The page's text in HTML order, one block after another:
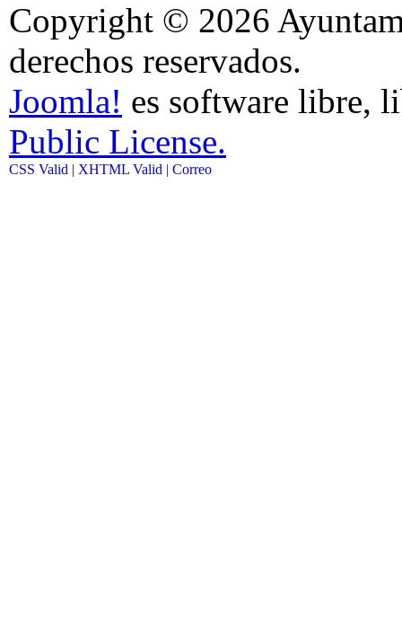
Copyright © 2026
derechos reservados.
Joomla! es software libre,
Public License.
CSS Valid | XHTML Valid | Correo